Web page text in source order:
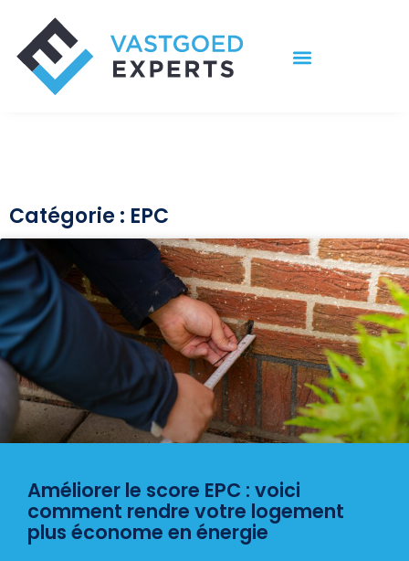
contenu
Catégorie : EPC
Améliorer le score EPC : voici
comment rendre votre logement
plus économe en énergie